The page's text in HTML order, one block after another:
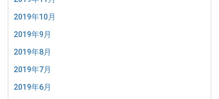
2019年10月
2019年9月
2019年8月
2019年7月
2019年6月